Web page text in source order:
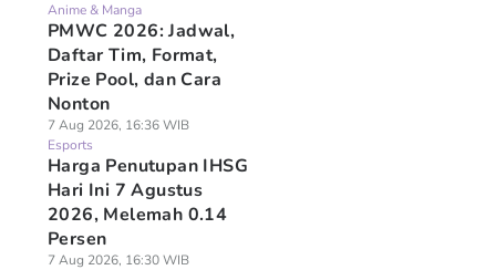
Anime & Manga
PMWC 2026: Jadwal,
Daftar Tim, Format,
Prize Pool, dan Cara
Nonton
7 Aug 2026, 16:36 WIB
Esports
Harga Penutupan IHSG
Hari Ini 7 Agustus
2026, Melemah 0.14
Persen
7 Aug 2026, 16:30 WIB